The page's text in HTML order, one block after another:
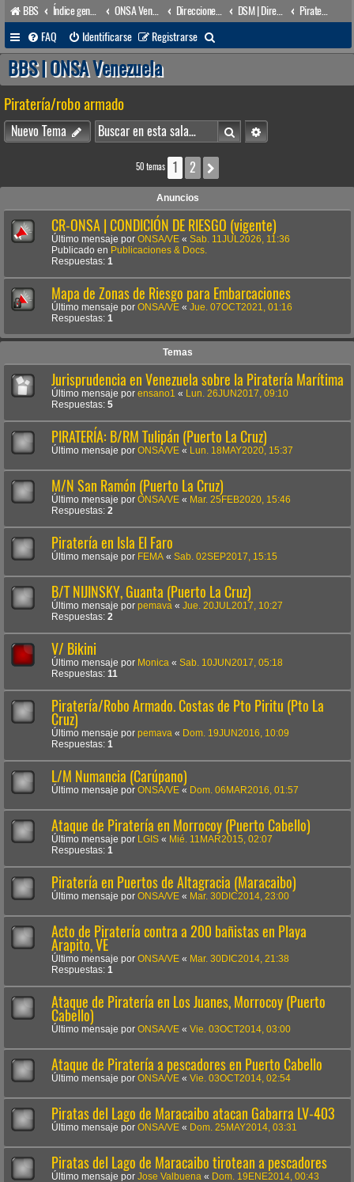
BBS Índice general ONSA Venezuela (acceso público) Direcciones Administrativas DSM | Dirección de Seguridad Marítima
Piratería/robo armado
FAQ
Identificarse Registrarse
u
a
r
BBS | ONSA Venezuela
Piratería/robo armado
Nuevo Tema BuscarBúsqueda avanzada
50 temas 1 2
Anuncios
CR-ONSA | CONDICIÓN DE RIESGO (vigente)
Último mensaje por ONSA/VE « Sab. 11JUL2026, 11:36
Publicado en Publicaciones & Docs.
Respuestas: 1
Mapa de Zonas de Riesgo para Embarcaciones
Último mensaje por ONSA/VE « Jue. 07OCT2021, 01:16
Respuestas: 1
Temas
Jurisprudencia en Venezuela sobre la Piratería Marítima
Último mensaje por ensano1 «
Lun. 26JUN2017, 09:10
Respuestas: 5
PIRATERÍA: B/RM Tulipán (Puerto La Cruz)
Último mensaje por ONSA/VE « Lun. 18MAY2020, 15:37
M/N San Ramón (Puerto La Cruz)
Último mensaje por ONSA/VE « Mar. 25FEB2020, 15:46
Respuestas: 2
Piratería en Isla El Faro
Último mensaje por FEMA « Sab. 02SEP2017, 15:15
B/T NIJINSKY, Guanta (Puerto La Cruz)
Último mensaje por pemava « Jue. 20JUL2017, 10:27
Respuestas: 2
V/ Bikini
Último mensaje por Monica « Sab. 10JUN2017, 05:18
Respuestas: 11
Piratería/Robo Armado. Costas de Pto Piritu (Pto La
Cruz)
Último mensaje por pemava « Dom. 19JUN2016, 10:09
Respuestas: 1
L/M Numancia (Carúpano)
Último mensaje por ONSA/VE « Dom. 06MAR2016, 01:57
Ataque de Piratería en Morrocoy (Puerto Cabello)
Último mensaje por LGIS « Mié. 11MAR2015, 02:07
Respuestas: 1
Piratería en Puertos de Altagracia (Maracaibo)
Último mensaje por ONSA/VE « Mar. 30DIC2014, 23:00
Acto de Piratería contra a 200 bañistas en Playa
Arapito, VE
Último mensaje por ONSA/VE « Mar. 30DIC2014, 21:38
Respuestas: 1
Ataque de Piratería en Los Juanes, Morrocoy (Puerto
Cabello)
Último mensaje por ONSA/VE « Vie. 03OCT2014, 03:00
Ataque de Piratería a pescadores en Puerto Cabello
Último mensaje por ONSA/VE « Vie. 03OCT2014, 02:54
Piratas del Lago de Maracaibo atacan Gabarra LV-403
Último mensaje por ONSA/VE « Dom. 25MAY2014, 03:31
Piratas del Lago de Maracaibo tirotean a pescadores
Último mensaje por Jose Valbuena « Dom. 19ENE2014, 00:43